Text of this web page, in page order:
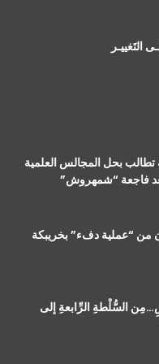
التَغييـر
تطالب بحل المجالس العلمية
فاجعة “شمهروش”
السُّلْطةِ الرِّابعةِ إلى